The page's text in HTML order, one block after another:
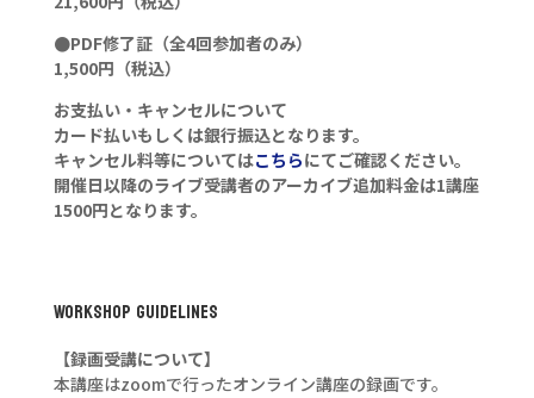
●PDF修了証（全4回参加者のみ）
1,500円（税込）
お支払い・キャンセルについて
カード払いもしくは銀行振込となります。
キャンセル料等についてはこちらにてご確認ください。
開催日以降のライブ受講者のアーカイブ追加料金は1講座
1500円となります。
WorkShop Guidelines
【録画受講について】
本講座はzoomで行ったオンライン講座の録画です。